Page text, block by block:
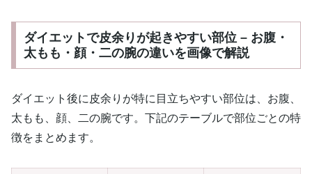
ダイエットで皮余りが起きやすい部位 – お腹・
太もも・顔・二の腕の違いを画像で解説
ダイエット後に皮余りが特に目立ちやすい部位は、お腹、
太もも、顔、二の腕です。下記のテーブルで部位ごとの特
徴をまとめます。